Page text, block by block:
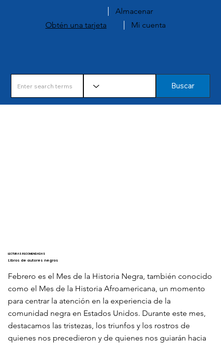
Almacenar
Obtén una tarjeta
Mi cuenta
Buscar
LECTURAS RECOMENDADAS
Libros de autores negros
Febrero es el Mes de la Historia Negra, también conocido
como el Mes de la Historia Afroamericana, un momento
para centrar la atención en la experiencia de la
comunidad negra en Estados Unidos. Durante este mes,
destacamos las tristezas, los triunfos y los rostros de
quienes nos precedieron y de quienes nos guiarán hacia